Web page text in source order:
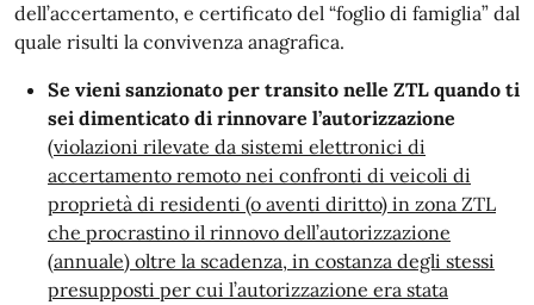
dell’accertamento, e certificato del “foglio di famiglia” dal
quale risulti la convivenza anagrafica.
Se vieni sanzionato per transito nelle ZTL quando ti
sei dimenticato di rinnovare l’autorizzazione
(violazioni rilevate da sistemi elettronici di
accertamento remoto nei confronti di veicoli di
proprietà di residenti (o aventi diritto) in zona ZTL
che procrastino il rinnovo dell’autorizzazione
(annuale) oltre la scadenza, in costanza degli stessi
presupposti per cui l’autorizzazione era stata